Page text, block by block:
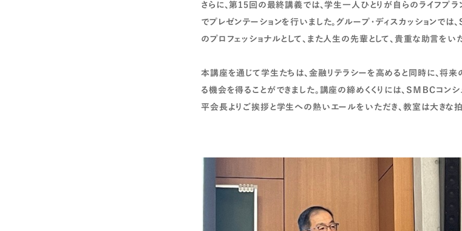
さらに、第15回の最終講義では、学生一人ひとりが自らのライフプラ
でプレゼンテーションを行いました。グループ・ディスカッションで
のプロフェッショナルとして、また人生の先輩として、貴重な助言をい
本講座を通じて学生たちは、金融リテラシーを高めると同時に、将
る機会を得ることができました。講座の締めくくりには、ＳＭＢＣコ
平会長よりご挨拶と学生への熱いエールをいただき、教室は大きな拍